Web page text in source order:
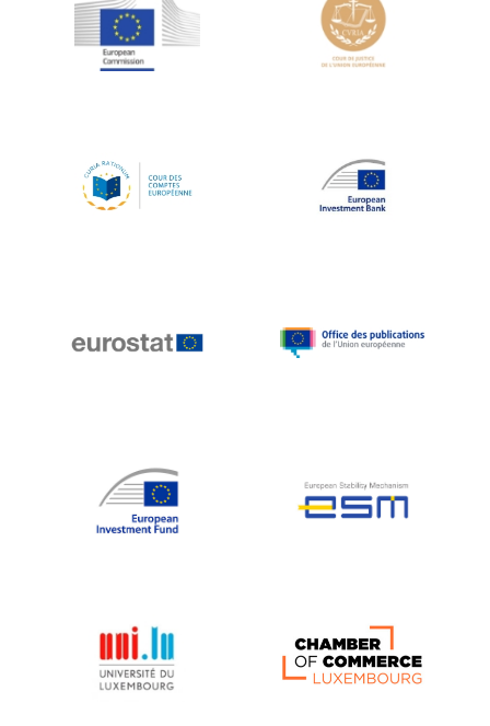
Jean-Louis Schiltz
Jean-Victor Louis
Johnny Åkerholm
Katharien L.C. Hunt
Klaus-Heiner Lehne
Koen LENAERTS
Lars Heikensten
Lucas Papademos
Máire Geoghegan-Quinn